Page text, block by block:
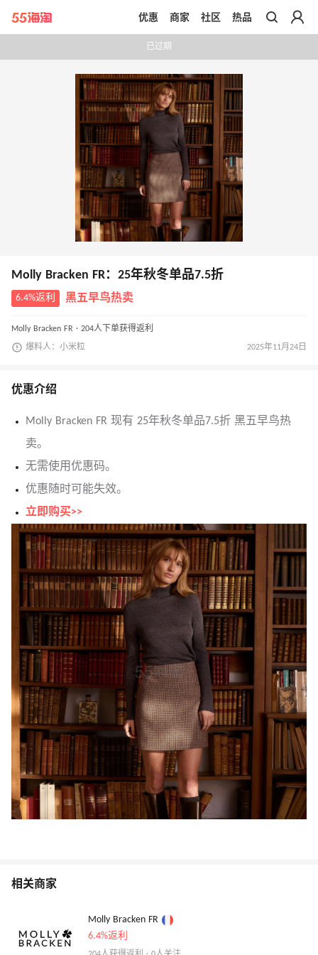
带你去官网买正品
优惠 商家 社区 热品
已过期
Molly Bracken FR：25年秋冬单品7.5折
6.4%返利 黑五早鸟热卖
Molly Bracken FR · 204人下单获得返利
爆料人：小米粒 2025年11月24日
优惠介绍
Molly Bracken FR 现有 25年秋冬单品7.5折 黑五早鸟热
卖。
无需使用优惠码。
优惠随时可能失效。
立即购买>>
相关商家
Molly Bracken FR
6.4%返利